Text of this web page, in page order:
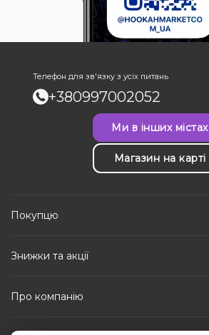
Телефон для зв'язку з усіх питань
+380997002052
Ми в інших містах
Магазин на карті
Покупцю
Знижки та акції
Про компанію